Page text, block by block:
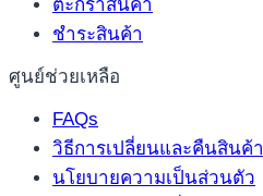
ตะกร้าสินค้า
ชำระสินค้า
ศูนย์ช่วยเหลือ
FAQs
วิธีการเปลี่ยนและคืนสินค้า
นโยบายความเป็นส่วนตัว